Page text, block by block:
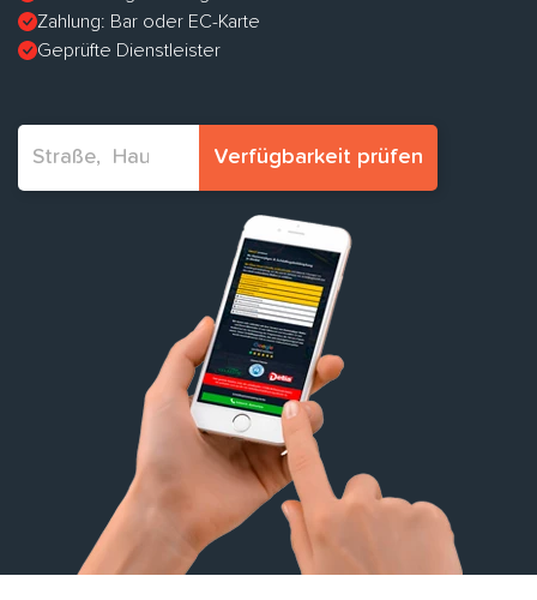
Zahlung: Bar oder EC-Karte
Geprüfte Dienstleister
Verfügbarkeit prüfen